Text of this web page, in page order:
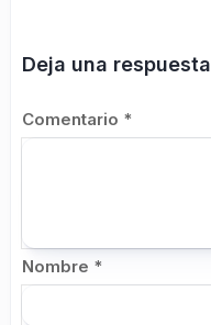
Deja una respuesta
Comentario *
Nombre *